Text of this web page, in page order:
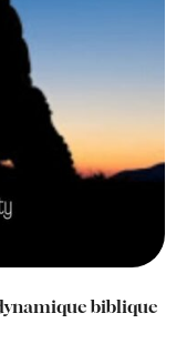
biblique